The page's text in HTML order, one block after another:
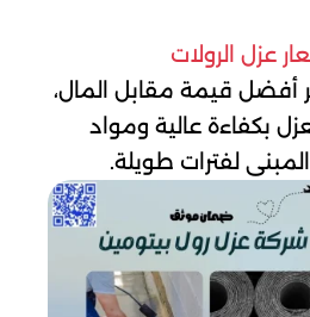
عزل الرولات
قيمة مقابل المال،
بكفاءة عالية ومواد
لفترات طويلة.